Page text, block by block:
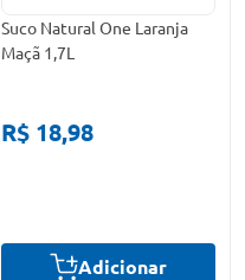
Suco Natural One Laranja
Maçã 1,7L
R$ 18,98
Adicionar